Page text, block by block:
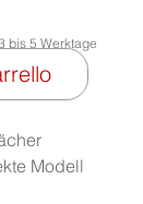
Modell
bis 5 Werktage